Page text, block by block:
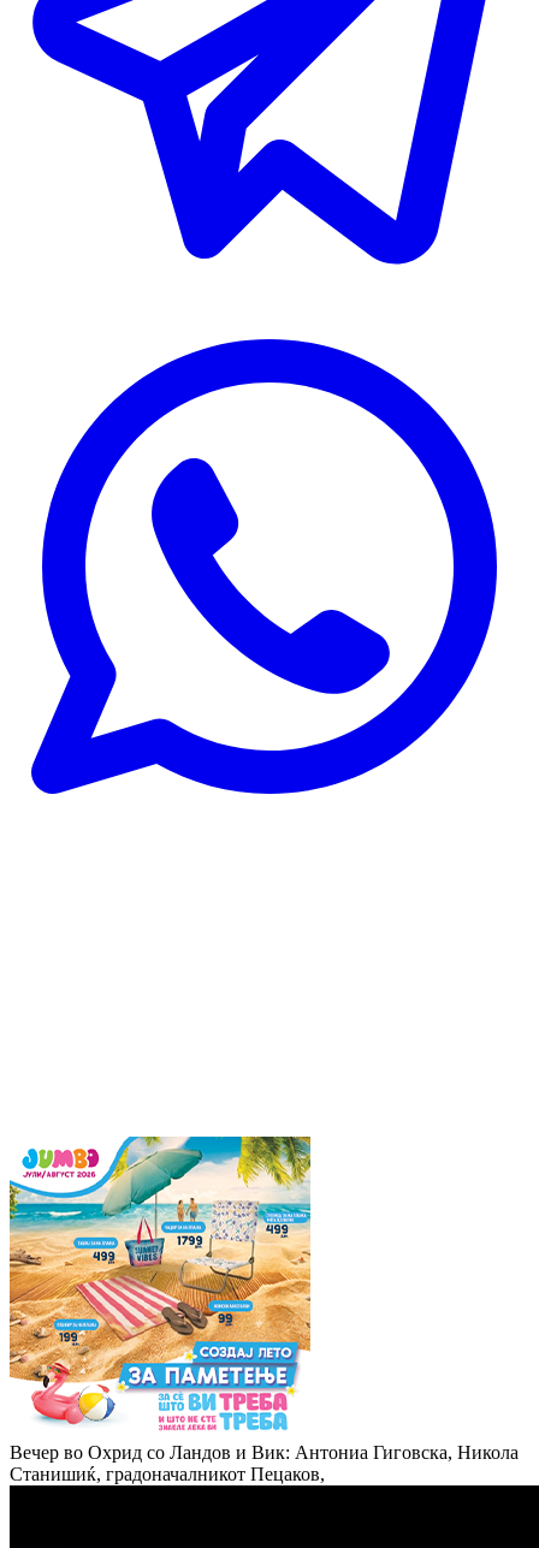
Вечер во Охрид со Ландов и Вик: Антониа Гиговска, Никола
Станишиќ, градоначалникот Пецаков,